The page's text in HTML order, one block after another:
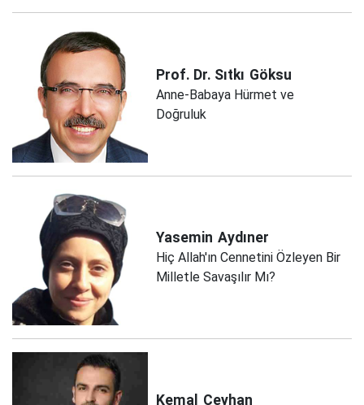
Prof. Dr. Sıtkı Göksu
Anne-Babaya Hürmet ve
Doğruluk
Yasemin Aydıner
Hiç Allah'ın Cennetini Özleyen Bir
Milletle Savaşılır Mı?
Kemal Ceyhan